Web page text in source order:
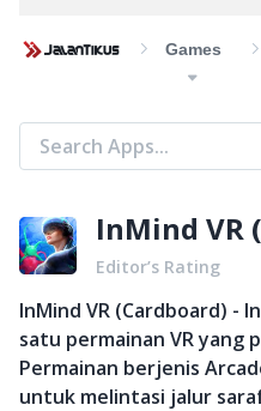
Games
InMind VR
Editor’s Rating
InMind VR (Cardboard) -
satu permainan VR yang
Permainan berjenis
untuk melintasi jalur